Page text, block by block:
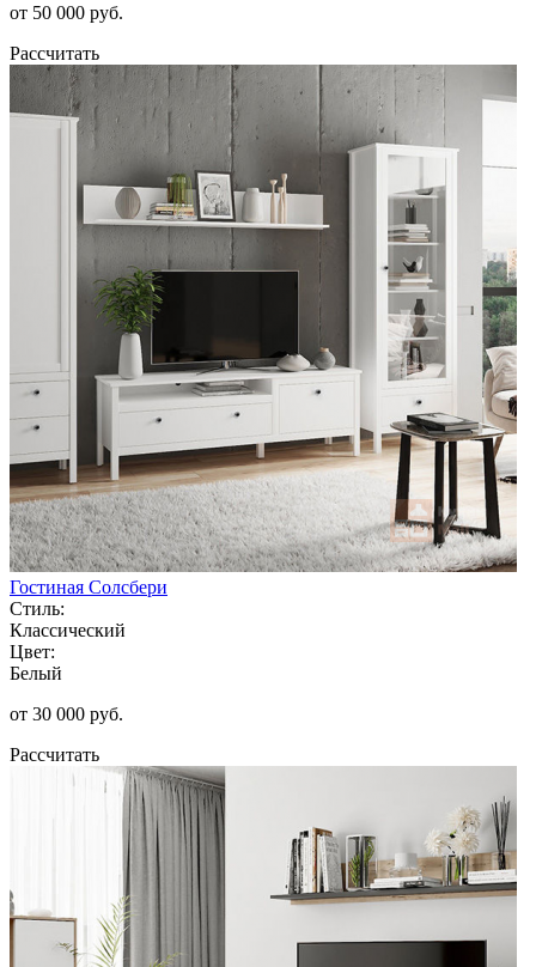
от 50 000 руб.
Рассчитать
Гостиная Солсбери
Стиль:
Классический
Цвет:
Белый
от 30 000 руб.
Рассчитать